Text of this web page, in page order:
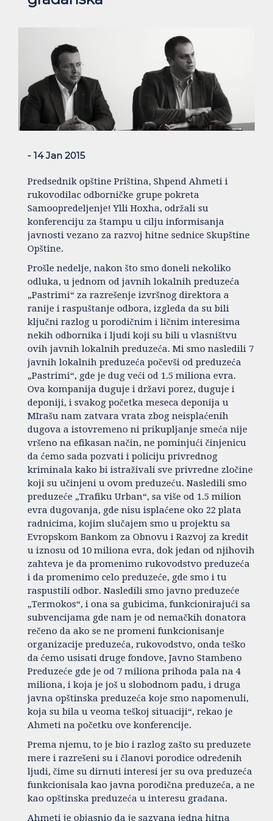
- 14 Jan 2015
Predsednik opštine Priština, Shpend Ahmeti i
rukovodilac odborničke grupe pokreta
Samoopredeljenje! Ylli Hoxha, održali su
konferenciju za štampu u cilju informisanja
javnosti vezano za razvoj hitne sednice Skupštine
Opštine.
Prošle nedelje, nakon što smo doneli nekoliko
odluka, u jednom od javnih lokalnih preduzeća
„Pastrimi“ za razrešenje izvršnog direktora a
ranije i raspuštanje odbora, izgleda da su bili
ključni razlog u porodičnim i ličnim interesima
nekih odbornika i ljudi koji su bili u vlasništvu
ovih javnih lokalnih preduzeća. Mi smo nasledili 7
javnih lokalnih preduzeća počevši od preduzeća
„Pastrimi“, gde je dug veći od 1.5 miliona evra.
Ova kompanija duguje i državi porez, duguje i
deponiji, i svakog početka meseca deponija u
MIrašu nam zatvara vrata zbog neisplaćenih
dugova a istovremeno ni prikupljanje smeća nije
vršeno na efikasan način, ne pominjući činjenicu
da ćemo sada pozvati i policiju privrednog
kriminala kako bi istraživali sve privredne zločine
koji su učinjeni u ovom preduzeću. Nasledili smo
preduzeće „Trafiku Urban“, sa više od 1.5 milion
evra dugovanja, gde nisu isplaćene oko 22 plata
radnicima, kojim slučajem smo u projektu sa
Evropskom Bankom za Obnovu i Razvoj za kredit
u iznosu od 10 miliona evra, dok jedan od njihovih
zahteva je da promenimo rukovodstvo preduzeća
i da promenimo celo preduzeće, gde smo i tu
raspustili odbor. Nasledili smo javno preduzeće
„Termokos“, i ona sa gubicima, funkcionirajući sa
subvencijama gde nam je od nemačkih donatora
rečeno da ako se ne promeni funkcionisanje
organizacije preduzeća, rukovodstvo, onda teško
da ćemo usisati druge fondove, Javno Stambeno
Preduzeće gde je od 7 miliona prihoda pala na 4
miliona, i koja je još u slobodnom padu, i druga
javna opštinska preduzeća koje smo napomenuli,
koja su bila u veoma teškoj situaciji“, rekao je
Ahmeti na početku ove konferencije.
Prema njemu, to je bio i razlog zašto su preduzete
mere i razrešeni su i članovi porodice određenih
ljudi, čime su dirnuti interesi jer su ova preduzeća
funkcionisala kao javna porodična preduzeća, a ne
kao opštinska preduzeća u interesu građana.
Ahmeti je objasnio da je sazvana jedna hitna